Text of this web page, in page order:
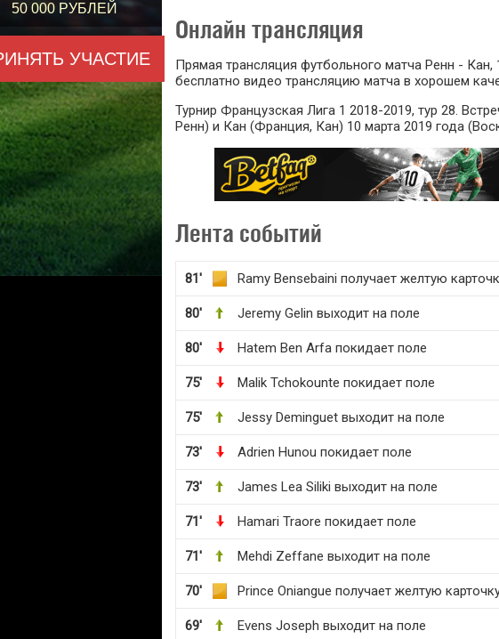
50 000 РУБЛЕЙ
УЧАСТИЕ
Онлайн трансляция
Прямая трансляция футбольного матча Ренн - Кан,
бесплатно видео трансляцию матча в хорошем
Турнир Французская Лига 1 2018-2019, тур 28.
Ренн) и Кан (Франция, Кан) 10 марта 2019 года
Лента событий
81' Ramy Bensebaini получает желтую
80' Jeremy Gelin выходит на поле
80' Hatem Ben Arfa покидает поле
75' Malik Tchokounte покидает поле
75' Jessy Deminguet выходит на поле
73' Adrien Hunou покидает поле
73' James Lea Siliki выходит на поле
71' Hamari Traore покидает поле
71' Mehdi Zeffane выходит на поле
70' Prince Oniangue получает желтую
69' Evens Joseph выходит на поле